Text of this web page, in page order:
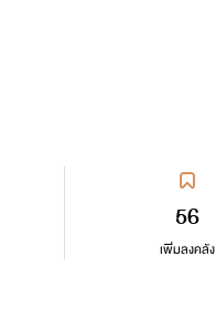
56
เพิ่มลงคลัง